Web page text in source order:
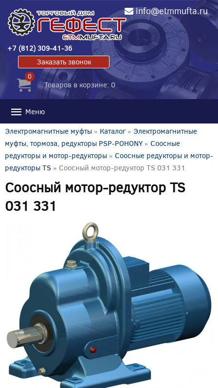
info@etmmufta.ru
+7 (812) 309-41-36
Заказать звонок
0
Товаров в корзине: 0
Меню
Электромагнитные муфты » Каталог» Электромагнитные
муфты, тормоза, редукторы PSP-POHONY » Соосные
редукторы и мотор-редукторы » Соосные редукторы и мотор-
редукторы TS » Соосный мотор-редуктор TS 031 331
Соосный мотор-редуктор TS
031 331